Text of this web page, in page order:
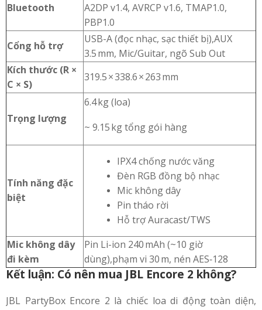
Bluetooth
A2DP v1.4, AVRCP v1.6, TMAP1.0,
PBP1.0
Cổng hỗ trợ
USB-A (đọc nhạc, sạc thiết bị),AUX
3.5 mm, Mic/Guitar, ngõ Sub Out
Kích thước (R ×
C × S)
319.5 × 338.6 × 263 mm
Trọng lượng
6.4 kg (loa)
~ 9.15 kg tổng gói hàng
Tính năng đặc
biệt
IPX4 chống nước văng
Đèn RGB đồng bộ nhạc
Mic không dây
Pin tháo rời
Hỗ trợ Auracast/TWS
Mic không dây
đi kèm
Pin Li-ion 240 mAh (~10 giờ
dùng),phạm vi 30 m, nén AES‑128
Kết luận: Có nên mua JBL Encore 2 không?
JBL PartyBox Encore 2 là chiếc loa di động toàn diện,